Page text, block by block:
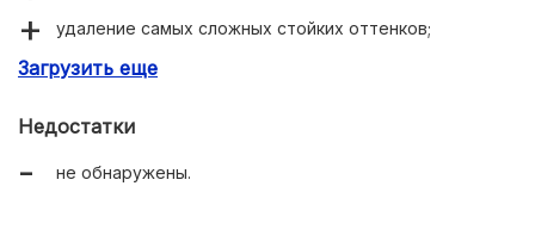
удаление самых сложных стойких оттенков;
без обесцвечивания родного пигмента волос.
Загрузить еще
Недостатки
не обнаружены.